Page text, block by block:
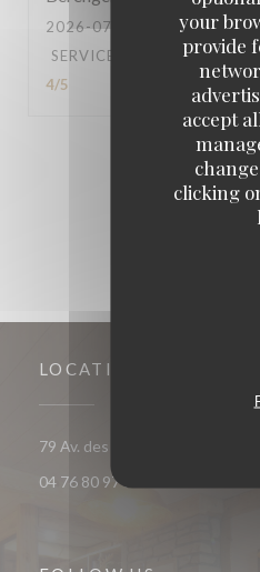
your
provide
accept
clicking
2026-07-18
- 19:15 -
SERVICE
AMBIANCE:
4/5
1 2
LOCATION
79 Av. des Jeux - Galerie de
04 76 80 97 35